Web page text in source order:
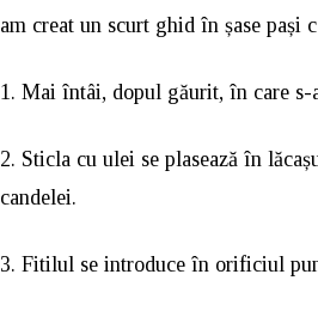
am creat un scurt ghid în șase pași
1. Mai întâi, dopul găurit, în care
2. Sticla cu ulei se plasează în
candelei.
3. Fitilul se introduce în orificiul